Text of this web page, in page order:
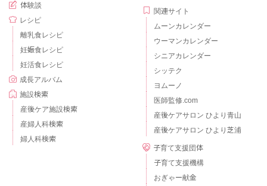
体験談
レシピ
離乳食レシピ
妊娠食レシピ
妊活食レシピ
成長アルバム
施設検索
産後ケア施設検索
産婦人科検索
婦人科検索
関連サイト
ムーンカレンダー
ウーマンカレンダー
シニアカレンダー
シッテク
ヨムーノ
医師監修.com
産後ケアサロン ひより青山
産後ケアサロン ひより芝浦
子育て支援団体
子育て支援機構
おぎゃー献金